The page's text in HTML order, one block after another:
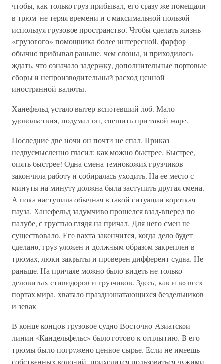
чтобы, как только груз прибывал, его сразу же помещали
в трюм, не теряя времени и с максимальной пользой
используя грузовое пространство. Чтобы сделать жизнь
«грузового» помощника более интересной, фарфор
обычно прибывал раньше, чем слоны, и приходилось
ждать, что означало задержку, дополнительные портовые
сборы и непроизводительный расход ценной
иностранной валюты.
Ханефельд устало вытер вспотевший лоб. Мало
удовольствия, подумал он, спешить при такой жаре.
Последние две ночи он почти не спал. Приказ
недвусмысленно гласил: как можно быстрее. Быстрее,
опять быстрее! Одна смена темнокожих грузчиков
закончила работу и собиралась уходить. На ее место с
минуты на минуту должна была заступить другая смена.
А пока наступила обычная в такой ситуации короткая
пауза. Ханефельд задумчиво прошелся взад-вперед по
палубе, с грустью глядя на причал. Для него смен не
существовало. Его вахта закончится, когда дело будет
сделано, груз уложен и должным образом закреплен в
трюмах, люки закрыты и проверен дифферент судна. Не
раньше. На причале можно было видеть не только
деловитых стивидоров и грузчиков. Здесь, как и во всех
портах мира, хватало праздношатающихся бездельников
и зевак.
В конце концов грузовое судно Восточно-Азиатской
линии «Кандельфельс» было готово к отплытию. В его
трюмы было погружено ценное сырье. Если не имеешь
собственных колоний, приходится пользоваться чужими.